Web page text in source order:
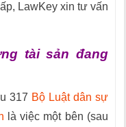
LawKey xin tư vấn
tài sản đang
317 Bộ Luật dân sự
là việc một bên (sau